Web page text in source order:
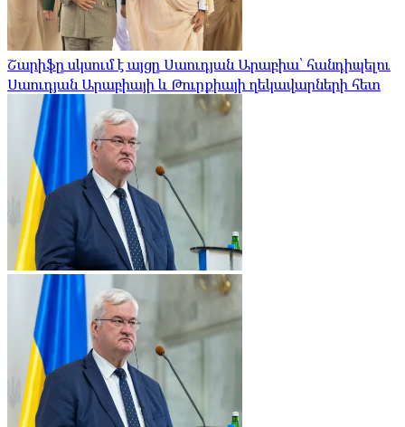
Շարիֆը սկսում է այցը Սաուդյան Արաբիա՝ հանդիպելու
Սաուդյան Արաբիայի և Թուրքիայի ղեկավարների հետ